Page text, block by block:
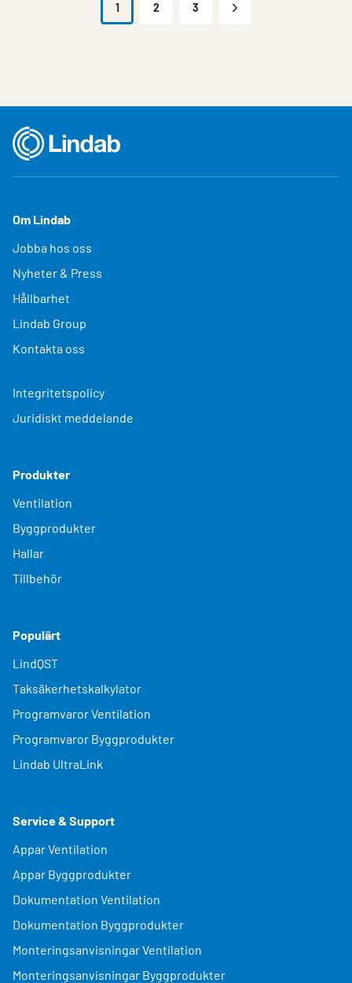
1 2 3
Om Lindab
Jobba hos oss
Nyheter & Press
Hållbarhet
Lindab Group
Kontakta oss
Integritetspolicy
Juridiskt meddelande
Produkter
Ventilation
Byggprodukter
Hallar
Tillbehör
Populärt
LindQST
Taksäkerhetskalkylator
Programvaror Ventilation
Programvaror Byggprodukter
Lindab UltraLink
Service & Support
Appar Ventilation
Appar Byggprodukter
Dokumentation Ventilation
Dokumentation Byggprodukter
Monteringsanvisningar Ventilation
Monteringsanvisningar Byggprodukter